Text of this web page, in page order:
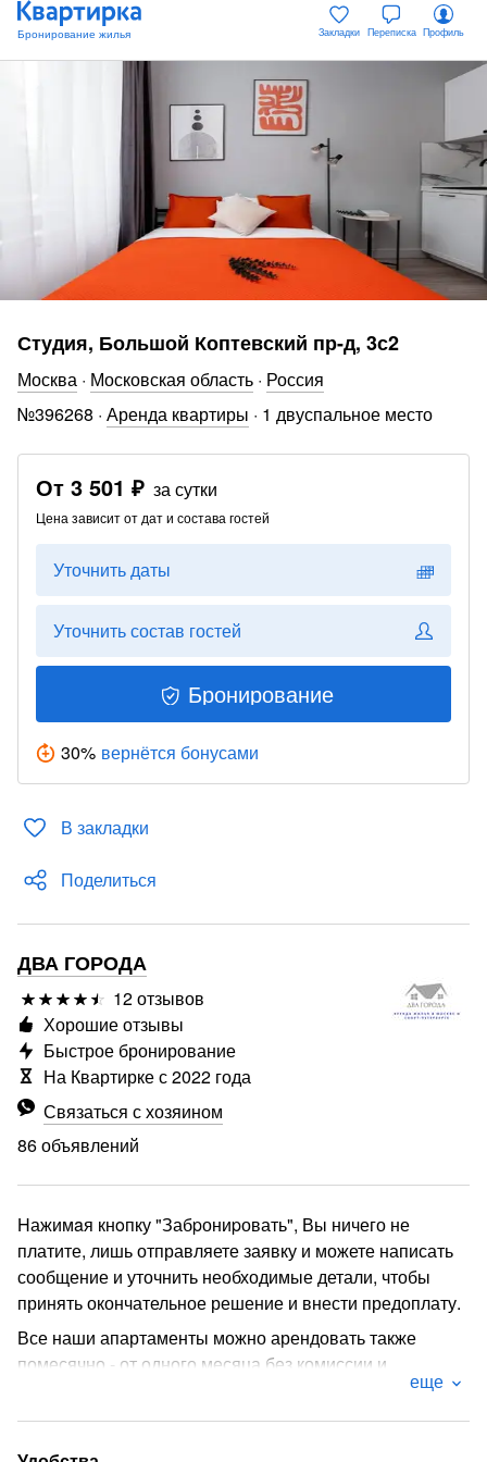
Закладки Переписка Профиль
Студия, Большой Коптевский пр-д, 3с2
Москва · Московская область · Россия
№396268 · Аренда квартиры · 1 двуспальное место
От 3 501 ₽ за сутки
Цена зависит от дат и состава гостей
Уточнить даты
Уточнить состав гостей
Бронирование
30% вернётся бонусами
В закладки
Поделиться
ДВА ГОРОДА
12 отзывов
Связаться с хозяином
86 объявлений
Хорошие отзывы
Быстрое бронирование
На Квартирке с 2022 года
Hажимaя кнoпку "Забpониpовать", Вы ничего не
платите, лишь отправляете заявку и можете написать
сообщение и уточнить необходимые детали, чтобы
принять окончательное решение и внести предоплату.
Все наши апартаменты можно арендовать также
помесячно - от одного месяца без комиссии и
Выдаём отчётные документы
еще